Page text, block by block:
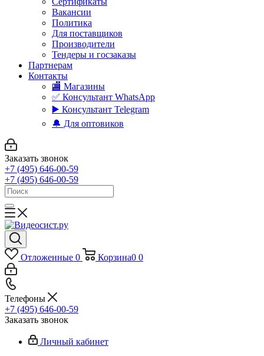
Вакансии
Политика
Для поставщиков
Производители
Тендеры и госзаказы
Партнерам
Контакты
🏬 Магазины
✅️ Консультант WhatsApp
▶️ Консультант Telegram
🔔 Для оптовиков
Заказать звонок
+7 (495) 646-00-59
+7 (495) 646-00-59
Отложенные 0 Корзина0 0
Телефоны
+7 (495) 646-00-59
Заказать звонок
Личный кабинет